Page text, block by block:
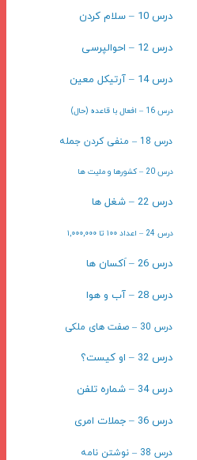
درس 10 – سلام کردن
درس 12 – احوالپرسی
درس 14 – آرتیکل معین
درس 16 – افعال با قاعده (حال)
درس 18 – منفی کردن جمله
درس 20 – کشورها و ملیت ها
درس 22 – شغل ها
درس 24 – اعداد ۱۰۰ تا ۱,۰۰۰,۰۰۰
درس 26 – اَکسان ها
درس 28 – آب و هوا
درس 30 – صفت های ملکی
درس 32 – او کیست؟
درس 34 – شماره تلفن
درس 36 – جملات امری
درس 38 – نوشتن نامه